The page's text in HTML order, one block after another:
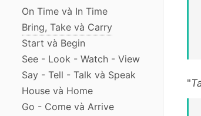
On Time và In Time
Bring, Take và Carry
Start và Begin
See - Look - Watch - View
Say - Tell - Talk và Speak
House và Home
Go - Come và Arrive
"